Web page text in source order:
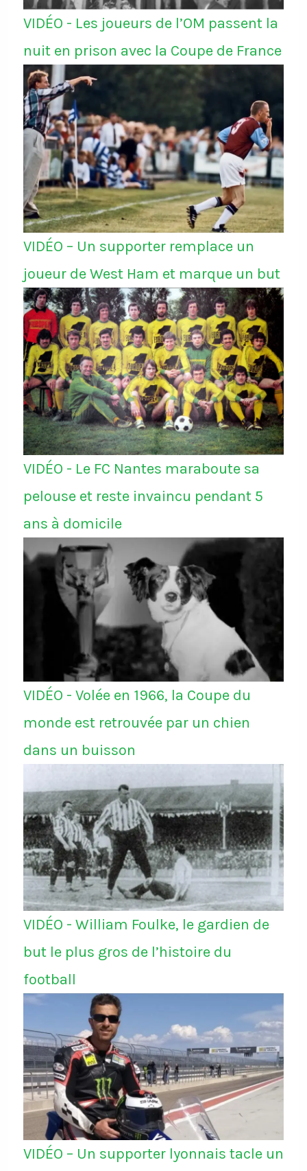
VIDÉO - Les joueurs de l’OM passent la
nuit en prison avec la Coupe de France
VIDÉO – Un supporter remplace un
joueur de West Ham et marque un but
VIDÉO - Le FC Nantes maraboute sa
pelouse et reste invaincu pendant 5
ans à domicile
VIDÉO - Volée en 1966, la Coupe du
monde est retrouvée par un chien
dans un buisson
VIDÉO - William Foulke, le gardien de
but le plus gros de l’histoire du
football
VIDÉO – Un supporter lyonnais tacle un